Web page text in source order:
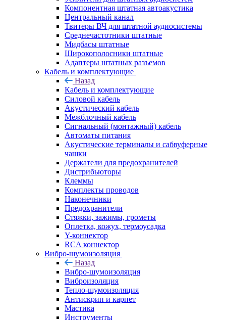
Компонентная штатная автоакустика
Центральный канал
Твитеры ВЧ для штатной аудиосистемы
Среднечастотники штатные
Мидбасы штатные
Широкополосники штатные
Адаптеры штатных разъемов
Кабель и комплектующие
Назад
Кабель и комплектующие
Силовой кабель
Акустический кабель
Межблочный кабель
Сигнальный (монтажный) кабель
Автоматы питания
Акустические терминалы и сабвуферные
чашки
Держатели для предохранителей
Дистрибьюторы
Клеммы
Комплекты проводов
Наконечники
Предохранители
Стяжки, зажимы, грометы
Оплетка, кожух, термоусадка
Y-коннектор
RCA коннектор
Вибро-шумоизоляция
Назад
Вибро-шумоизоляция
Виброизоляция
Тепло-шумоизоляция
Антискрип и карпет
Мастика
Инструменты